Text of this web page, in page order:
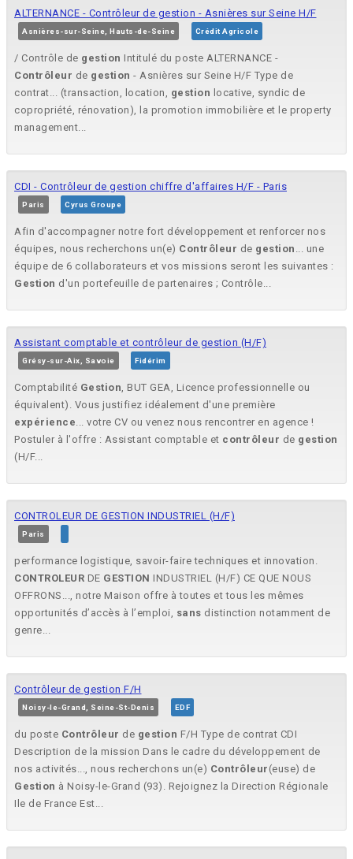
ALTERNANCE - Contrôleur de gestion - Asnières sur Seine H/F
Asnières-sur-Seine, Hauts-de-Seine Crédit Agricole
/ Contrôle de gestion Intitulé du poste ALTERNANCE -
Contrôleur de gestion - Asnières sur Seine H/F Type de
contrat... (transaction, location, gestion locative, syndic de
copropriété, rénovation), la promotion immobilière et le property
management...
CDI - Contrôleur de gestion chiffre d'affaires H/F - Paris
Paris Cyrus Groupe
Afin d'accompagner notre fort développement et renforcer nos
équipes, nous recherchons un(e) Contrôleur de gestion ... une
équipe de 6 collaborateurs et vos missions seront les suivantes :
Gestion d'un portefeuille de partenaires ; Contrôle...
Assistant comptable et contrôleur de gestion (H/F)
Grésy-sur-Aix, Savoie Fidérim
Comptabilité Gestion, BUT GEA, Licence professionnelle ou
équivalent). Vous justifiez idéalement d'une première
expérience... votre CV ou venez nous rencontrer en agence !
Postuler à l'offre : Assistant comptable et contrôleur de gestion
(H/F...
CONTROLEUR DE GESTION INDUSTRIEL (H/F)
Paris
performance logistique, savoir-faire techniques et innovation.
CONTROLEUR DE GESTION INDUSTRIEL (H/F) CE QUE NOUS
OFFRONS..., notre Maison offre à toutes et tous les mêmes
opportunités d’accès à l’emploi, sans distinction notamment de
genre...
Contrôleur de gestion F/H
Noisy-le-Grand, Seine-St-Denis EDF
du poste Contrôleur de gestion F/H Type de contrat CDI
Description de la mission Dans le cadre du développement de
nos activités..., nous recherchons un(e) Contrôleur (euse) de
Gestion à Noisy-le-Grand (93). Rejoignez la Direction Régionale
Ile de France Est...